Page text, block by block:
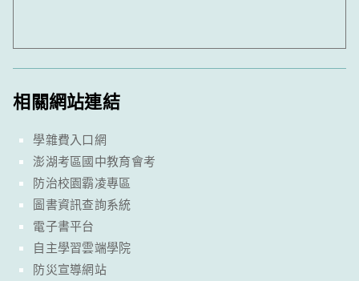
相關網站連結
學雜費入口網
澎湖考區國中教育會考
防治校園霸凌專區
圖書資訊查詢系統
電子書平台
自主學習雲端學院
防災宣導網站